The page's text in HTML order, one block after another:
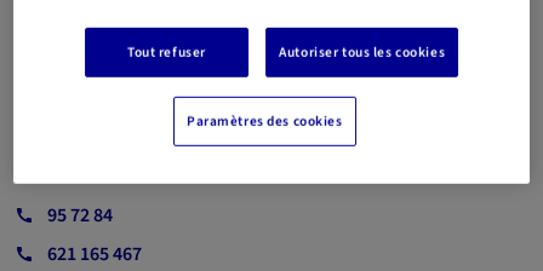
Agent SCHON Carlo
d'Ettelbruck
E-mail
95 72 84
621 165 467
Tout refuser Autoriser tous les cookies
Paramètres des cookies